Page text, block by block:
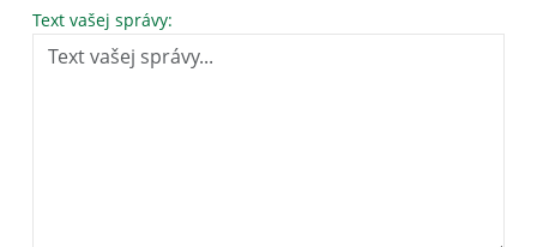
Text vašej správy: